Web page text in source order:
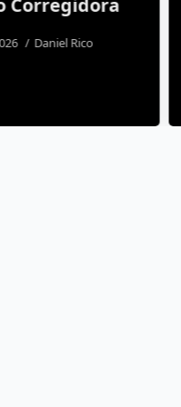
Corregidora
Daniel Rico